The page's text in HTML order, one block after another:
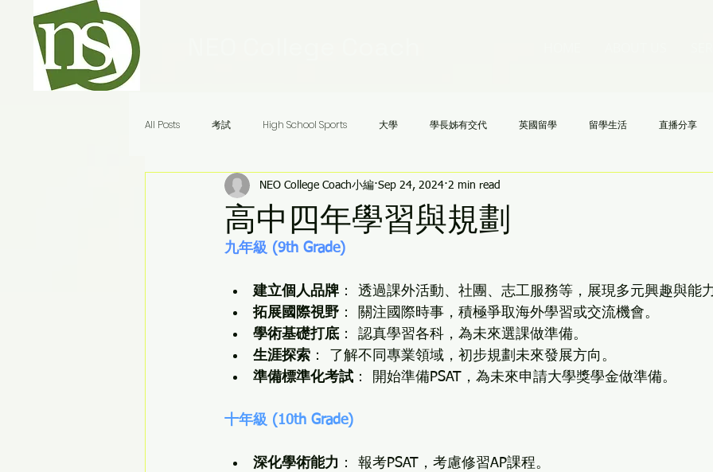
All Posts 考試 High School Sports 大學 學長姊有交代 英國留學 留學生活 直播分享
Ivy League Schools 申請 美國高中 NCAA 文理學院
Audrey老師八分鐘答疑
高中四年學習與規劃
NEO College Coach小編 Sep 24, 2024 2 min read
九年級 (9th Grade)
建立個人品牌 ： 透過課外活動、社團、志工服務等，展現多元興趣與能
拓展國際視野 ： 關注國際時事，積極爭取海外學習或交流機會。
學術基礎打底 ： 認真學習各科，為未來選課做準備。
生涯探索 ： 了解不同專業領域，初步規劃未來發展方向。
準備標準化考試 ： 開始準備PSAT，為未來申請大學獎學金做準備。
十年級 (10th Grade)
深化學術能力 ： 報考PSAT，考慮修習AP課程。